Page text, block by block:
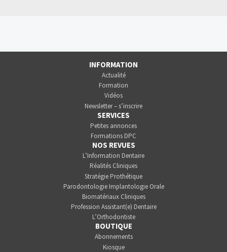
INFORMATION
Actualité
Formation
Vidéos
Newsletter – s’inscrire
SERVICES
Petites annonces
Formations DPC
NOS REVUES
L’Information Dentaire
Réalités Cliniques
Stratégie Prothétique
Parodontologie Implantologie Orale
Biomatériaux Cliniques
Profession Assistant(e) Dentaire
L’Orthodontiste
BOUTIQUE
Abonnements
Kiosque